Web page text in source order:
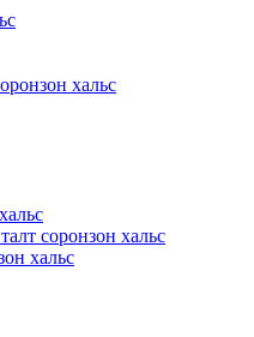
хальс
соронзон хальс
хальс